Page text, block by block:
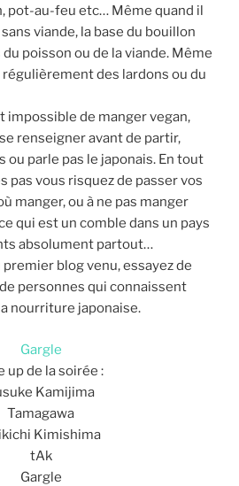
pot-au-feu etc… Même quand il
viande, la base du bouillon
poisson ou de la viande. Même
régulièrement des lardons ou du
impossible de manger vegan,
renseigner avant de partir,
ou parle pas le japonais. En tout
pas vous risquez de passer vos
manger, ou à ne pas manger
qui est un comble dans un pays
absolument partout…
premier blog venu, essayez de
personnes qui connaissent
nourriture japonaise.
Gargle
up de la soirée :
Kamijima
Tamagawa
Kimishima
tAk
Gargle